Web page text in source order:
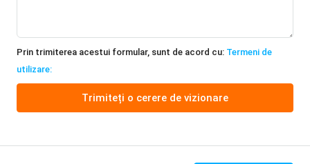
Prin trimiterea acestui formular, sunt de acord cu: Termeni de
utilizare:
Trimiteți o cerere de vizionare